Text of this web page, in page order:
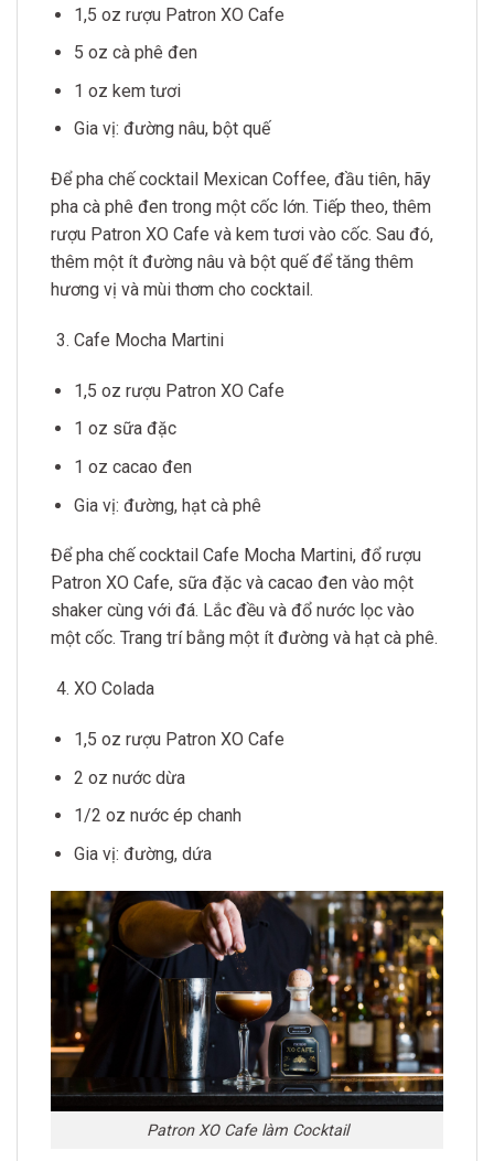
1,5 oz rượu Patron XO Cafe
5 oz cà phê đen
1 oz kem tươi
Gia vị: đường nâu, bột quế
Để pha chế cocktail Mexican Coffee, đầu tiên, hãy
pha cà phê đen trong một cốc lớn. Tiếp theo, thêm
rượu Patron XO Cafe và kem tươi vào cốc. Sau đó,
thêm một ít đường nâu và bột quế để tăng thêm
hương vị và mùi thơm cho cocktail.
Cafe Mocha Martini
1,5 oz rượu Patron XO Cafe
1 oz sữa đặc
1 oz cacao đen
Gia vị: đường, hạt cà phê
Để pha chế cocktail Cafe Mocha Martini, đổ rượu
Patron XO Cafe, sữa đặc và cacao đen vào một
shaker cùng với đá. Lắc đều và đổ nước lọc vào
một cốc. Trang trí bằng một ít đường và hạt cà phê.
XO Colada
1,5 oz rượu Patron XO Cafe
2 oz nước dừa
1/2 oz nước ép chanh
Gia vị: đường, dứa
Patron XO Cafe làm Cocktail